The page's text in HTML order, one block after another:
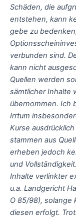
Schäden, die
entstehen, kann
gebe zu
verbunden sind.
kann nicht
Quellen werden
sämtlicher Inhalte
übernommen. Ich
Irrtum
Kurse
stammen aus
erheben jedoch
und
Inhalte verlinkter
u.a. Landgericht
O 85/98), solange
diesen erfolgt.